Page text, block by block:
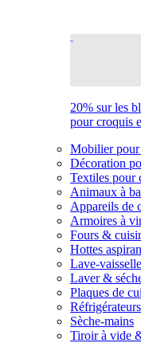
20% sur les
pour croquis
Mobilier pour
Décoration
Textiles pour
Animaux à
Appareils de
Armoires à
Fours &
Hottes
Lave-vaisselle
Laver &
Plaques de
Sèche-mains
Tiroir à vide